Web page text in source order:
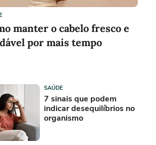
manter o cabelo fresco e
por mais tempo
SAÚDE
7 sinais que podem
indicar desequilíbrios no
organismo